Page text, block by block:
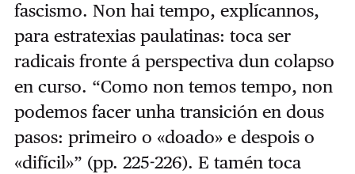
fascismo. Non hai tempo, explícannos,
para estratexias paulatinas: toca ser
radicais fronte á perspectiva dun colapso
en curso. “Como non temos tempo, non
podemos facer unha transición en dous
pasos: primeiro o «doado» e despois o
«difícil»” (pp. 225-226). E tamén toca